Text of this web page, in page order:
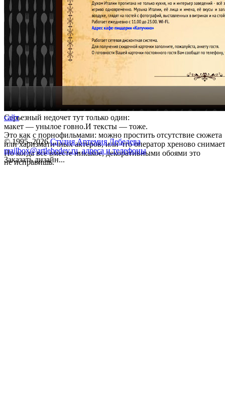
Серьезный недочет тут только один:
макет — унылое говно.И тексты — тоже.
Это как с порнофильмами: можно простить отсутствие сюжета
или харизматичных актеров, или что оператор хреново
Но когда все вместе никакое, декоративными обоями это
не исправишь.
сайт
© 1995–2026 Студия Артемия Лебедева
mailbox@artlebedev.ru, адреса и телефоны
Заказать дизайн...